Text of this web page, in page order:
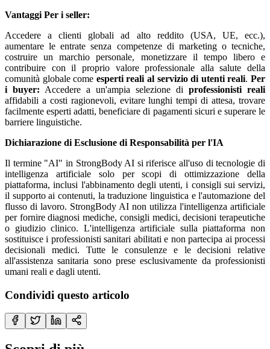
Vantaggi Per i seller:
Accedere a clienti globali ad alto reddito (USA, UE, ecc.),
aumentare le entrate senza competenze di marketing o tecniche,
costruire un marchio personale, monetizzare il tempo libero e
contribuire con il proprio valore professionale alla salute della
comunità globale come esperti reali al servizio di utenti reali.Per
i buyer: Accedere a un'ampia selezione di professionisti reali
affidabili a costi ragionevoli, evitare lunghi tempi di attesa, trovare
facilmente esperti adatti, beneficiare di pagamenti sicuri e superare le
barriere linguistiche.
Dichiarazione di Esclusione di Responsabilità per l'IA
Il termine "AI" in StrongBody AI si riferisce all'uso di tecnologie di
intelligenza artificiale solo per scopi di ottimizzazione della
piattaforma, inclusi l'abbinamento degli utenti, i consigli sui servizi,
il supporto ai contenuti, la traduzione linguistica e l'automazione del
flusso di lavoro. StrongBody AI non utilizza l'intelligenza artificiale
per fornire diagnosi mediche, consigli medici, decisioni terapeutiche
o giudizio clinico. L'intelligenza artificiale sulla piattaforma non
sostituisce i professionisti sanitari abilitati e non partecipa ai processi
decisionali medici. Tutte le consulenze e le decisioni relative
all'assistenza sanitaria sono prese esclusivamente da professionisti
umani reali e dagli utenti.
Condividi questo articolo